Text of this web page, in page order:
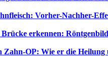
Vorher-Nachher-
erkennen:
Zahn-OP: Wie er die Heilung